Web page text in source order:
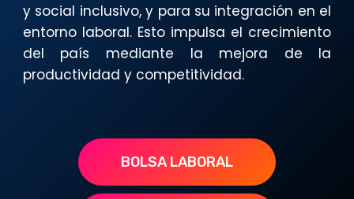
y social inclusivo, y para su integración en el
entorno laboral. Esto impulsa el crecimiento
del país mediante la mejora de la
productividad y competitividad.
BOLSA LABORAL